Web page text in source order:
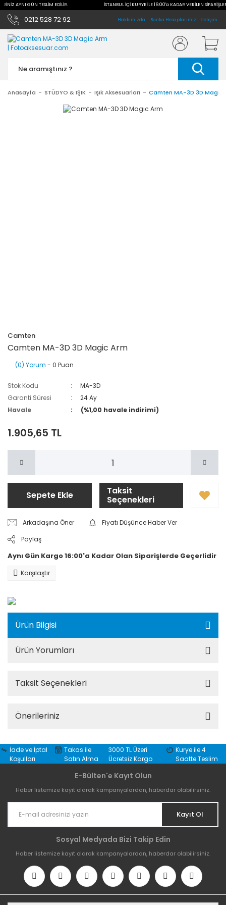
AYNI GÜN TESLİM EDİLİR. İSTANBUL İÇİ KURYE İLE 16:00'a KADAR VERİLEN
0212 528 72 92 Hakkımızda Banka Hesaplarımız İletişim
Anasayfa STÜDYO & IŞIK Işık Aksesuarları Camten MA-3D 3D Magic
Camten
Camten MA-3D 3D Magic Arm
(0) Yorum - 0 Puan
Stok Kodu
MA-3D
Garanti Süresi
24 Ay
Havale
(%1,00 havale indirimi)
1.905,65 TL
Sepete Ekle Taksit
Seçenekleri
Arkadaşına Öner
Fiyatı Düşünce Haber Ver
Paylaş
Aynı Gün Kargo 16:00'a Kadar Olan Siparişlerde Geçerlidir
Karşılaştır
Ürün Bilgisi
Ürün Yorumları
Taksit Seçenekleri
Önerileriniz
İade ve İptal
Koşulları
Takas ile
Satın Alma
3000 TL Üzeri
Ücretsiz Kargo
Kurye ile 4
Saatte Teslim
E-Bülten'e Kayıt Olun
Haber listemize kayıt olarak kampanyalardan, haberdar olabilirsiniz.
Kayıt Ol
Sosyal Medyada Bizi Takip Edin
Haber listemize kayıt olarak kampanyalardan, haberdar olabilirsiniz.